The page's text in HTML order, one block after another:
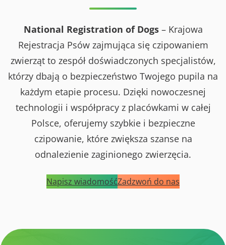
National Registration of Dogs– Krajowa
Rejestracja Psów zajmująca się czipowaniem
zwierząt to zespół doświadczonych specjalistów,
którzy dbają o bezpieczeństwo Twojego pupila na
każdym etapie procesu. Dzięki nowoczesnej
technologii i współpracy z placówkami w całej
Polsce, oferujemy szybkie i bezpieczne
czipowanie, które zwiększa szanse na
odnalezienie zaginionego zwierzęcia.
Napisz wiadomośćZadzwoń do nas